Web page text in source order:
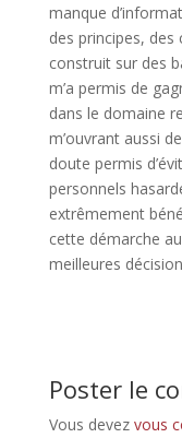
manque
des principes, des
construit sur des
m’a permis de
dans le domaine
m’ouvrant aussi
doute permis
personnels
extrêmement
cette démarche
meilleures
Poster le
Vous devez vous